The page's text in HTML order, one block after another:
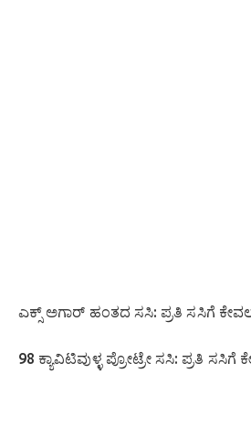
​ಎಕ್ಸ್ ಅಗಾರ್ ಹಂತದ ಸಸಿ: ಪ್ರತಿ ಸಸಿಗೆ
​98 ಕ್ಯಾವಿಟಿವುಳ್ಳ ಪ್ರೋಟ್ರೇ ಸಸಿ: ಪ್ರತಿ ಸಸಿಗೆ